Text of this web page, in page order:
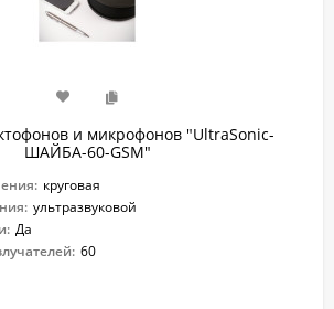
и микрофонов "UltraSonic-
ШАЙБА-60-GSM"
круговая
ультразвуковой
Да
60